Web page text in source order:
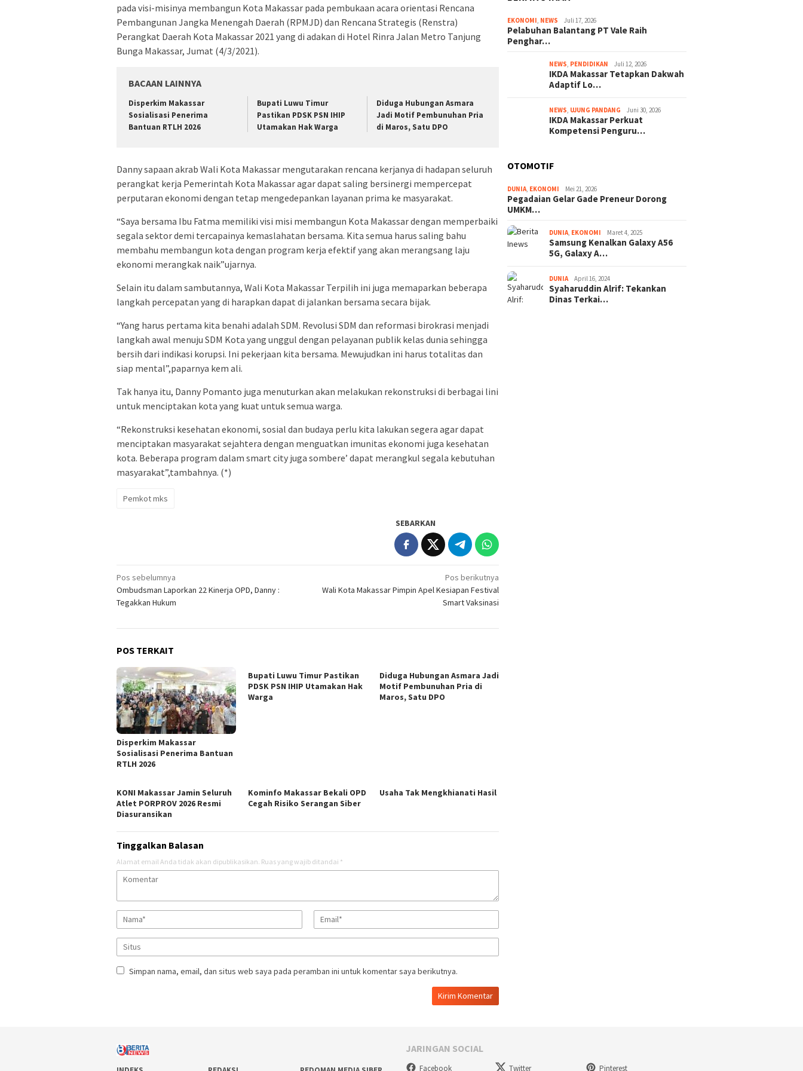
pada visi-misinya membangun Kota Makassar pada pembukaan acara orientasi Rencana
Pembangunan Jangka Menengah Daerah (RPMJD) dan Rencana Strategis (Renstra)
Perangkat Daerah Kota Makassar 2021 yang di adakan di Hotel Rinra Jalan Metro Tanjung
Bunga Makassar, Jumat (4/3/2021).
BACAAN LAINNYA
Disperkim Makassar
Sosialisasi Penerima
Bantuan RTLH 2026
Bupati Luwu Timur
Pastikan PDSK PSN IHIP
Utamakan Hak Warga
Diduga Hubungan Asmara
Jadi Motif Pembunuhan Pria
di Maros, Satu DPO
Danny sapaan akrab Wali Kota Makassar mengutarakan rencana kerjanya di hadapan seluruh
perangkat kerja Pemerintah Kota Makassar agar dapat saling bersinergi mempercepat
perputaran ekonomi dengan tetap mengedepankan layanan prima ke masyarakat.
“Saya bersama Ibu Fatma memiliki visi misi membangun Kota Makassar dengan memperbaiki
segala sektor demi tercapainya kemaslahatan bersama. Kita semua harus saling bahu
membahu membangun kota dengan program kerja efektif yang akan merangsang laju
ekonomi merangkak naik”ujarnya.
Selain itu dalam sambutannya, Wali Kota Makassar Terpilih ini juga memaparkan beberapa
langkah percepatan yang di harapkan dapat di jalankan bersama secara bijak.
“Yang harus pertama kita benahi adalah SDM. Revolusi SDM dan reformasi birokrasi menjadi
langkah awal menuju SDM Kota yang unggul dengan pelayanan publik kelas dunia sehingga
bersih dari indikasi korupsi. Ini pekerjaan kita bersama. Mewujudkan ini harus totalitas dan
siap mental”,paparnya kem ali.
Tak hanya itu, Danny Pomanto juga menuturkan akan melakukan rekonstruksi di berbagai lini
untuk menciptakan kota yang kuat untuk semua warga.
“Rekonstruksi kesehatan ekonomi, sosial dan budaya perlu kita lakukan segera agar dapat
menciptakan masyarakat sejahtera dengan menguatkan imunitas ekonomi juga kesehatan
kota. Beberapa program dalam smart city juga sombere’ dapat merangkul segala kebutuhan
masyarakat”,tambahnya. (*)
Pemkot mks
SEBARKAN
Navigasi
pos
Pos sebelumnya
Ombudsman Laporkan 22 Kinerja OPD, Danny :
Tegakkan Hukum
Pos berikutnya
Wali Kota Makassar Pimpin Apel Kesiapan Festival
Smart Vaksinasi
POS TERKAIT
Disperkim Makassar
Sosialisasi Penerima Bantuan
RTLH 2026
Bupati Luwu Timur Pastikan
PDSK PSN IHIP Utamakan Hak
Warga
Diduga Hubungan Asmara Jadi
Motif Pembunuhan Pria di
Maros, Satu DPO
KONI Makassar Jamin Seluruh
Atlet PORPROV 2026 Resmi
Diasuransikan
Kominfo Makassar Bekali OPD
Cegah Risiko Serangan Siber
Usaha Tak Mengkhianati Hasil
Tinggalkan Balasan
Alamat email Anda tidak akan dipublikasikan. Ruas yang wajib ditandai *
Simpan nama, email, dan situs web saya pada peramban ini untuk komentar saya berikutnya.
EKONOMI, NEWS Juli 17, 2026
Pelabuhan Balantang PT Vale Raih
Penghar…
NEWS, PENDIDIKAN Juli 12, 2026
IKDA Makassar Tetapkan Dakwah
Adaptif Lo…
NEWS, UJUNG PANDANG Juni 30, 2026
IKDA Makassar Perkuat
Kompetensi Penguru…
OTOMOTIF
DUNIA, EKONOMI Mei 21, 2026
Pegadaian Gelar Gade Preneur Dorong
UMKM…
DUNIA, EKONOMI Maret 4, 2025
Samsung Kenalkan Galaxy A56
5G, Galaxy A…
DUNIA April 16, 2024
Syaharuddin Alrif: Tekankan
Dinas Terkai…
JARINGAN SOCIAL
Facebook Twitter Pinterest